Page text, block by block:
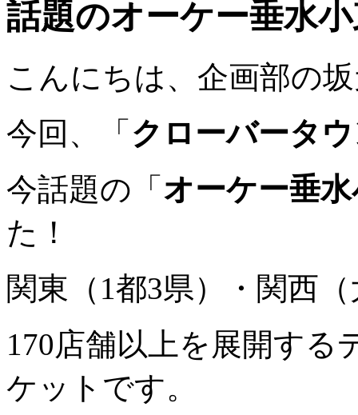
話題のオーケー垂水
こんにちは、企画部
今回、「 クローバータ
今話題の「 オーケー垂
た！
関東（1都3県）・関西
170店舗以上を展開する
ケットです。